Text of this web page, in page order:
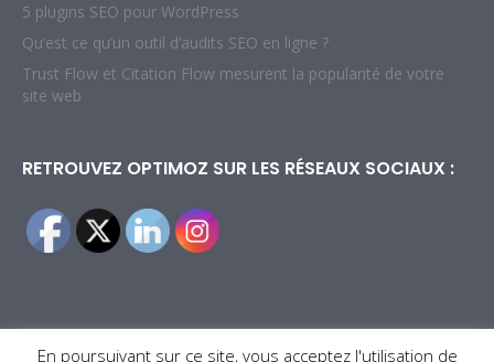
5 plugins SEO pour WordPress
Qu’est ce qu’un outil d’audits SEO en ligne ?
Trust Flow et Citation Flow mesurent la popularité de votre
site web
RETROUVEZ OPTIMOZ SUR LES RÉSEAUX SOCIAUX :
En poursuivant sur ce site, vous acceptez l'utilisation de